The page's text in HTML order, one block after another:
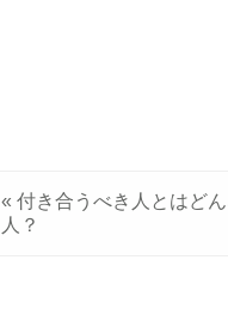
« 付き合うべき人とはど
人？